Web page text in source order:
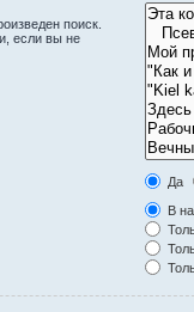
поиск.
если вы не
Да
В